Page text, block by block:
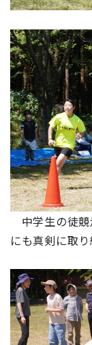
中学生の徒競
にも真剣に取